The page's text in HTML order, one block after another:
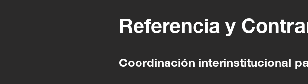
Referencia y
Coordinación interinstitucional